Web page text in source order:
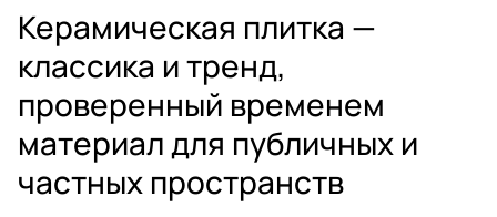
Керамическая плитка —
классика и тренд,
проверенный временем
материал для публичных и
частных пространств